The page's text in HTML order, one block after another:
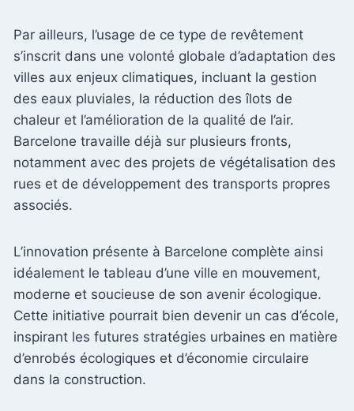
Par ailleurs, l’usage de ce type de revêtement
s’inscrit dans une volonté globale d’adaptation des
villes aux enjeux climatiques, incluant la gestion
des eaux pluviales, la réduction des îlots de
chaleur et l’amélioration de la qualité de l’air.
Barcelone travaille déjà sur plusieurs fronts,
notamment avec des projets de végétalisation des
rues et de développement des transports propres
associés.
L’innovation présente à Barcelone complète ainsi
idéalement le tableau d’une ville en mouvement,
moderne et soucieuse de son avenir écologique.
Cette initiative pourrait bien devenir un cas d’école,
inspirant les futures stratégies urbaines en matière
d’enrobés écologiques et d’économie circulaire
dans la construction.